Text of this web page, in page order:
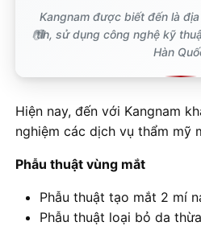
Kangnam được biết đến là
tín, sử dụng công nghệ kỹ
Hàn
Hiện nay, đến với Kangnam
nghiệm các dịch vụ thẩm mỹ
Phẫu thuật vùng mắt
Phẫu thuật tạo mắt 2 mí
Phẫu thuật loại bỏ da